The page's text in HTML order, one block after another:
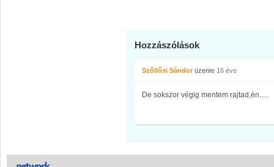
Hozzászólások
Szőllősi Sándorüzente 16 éve
De sokszor végig mentem rajtad,én.....